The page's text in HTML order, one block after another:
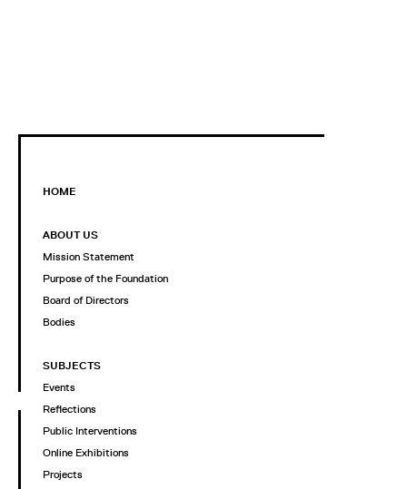
HOME
ABOUT US
Mission Statement
Purpose of the Foundation
Board of Directors
Bodies
SUBJECTS
Events
Reflections
Public Interventions
Online Exhibitions
Projects